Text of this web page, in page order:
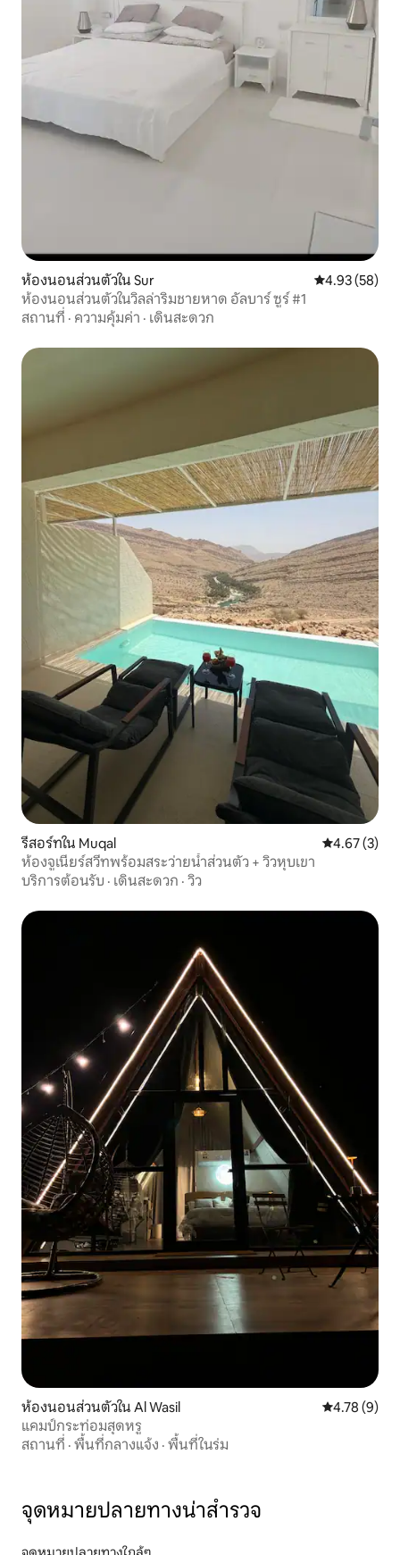
ห้องนอนส่วนตัวใน Sur คะแนนเฉลี่ย
4.93 (58)
ห้องนอนส่วนตัวในวิลล่าริมชายหาด อัลบาร์ ซูร์ #1
สถานที่ · ความคุ้มค่า · เดินสะดวก
รีสอร์ทใน Muqal คะแนนเฉลี่ย
4.67 (3)
ห้องจูเนียร์สวีทพร้อมสระว่ายน้ำส่วนตัว + วิวหุบเขา
บริการต้อนรับ · เดินสะดวก · วิว
ห้องนอนส่วนตัวใน Al Wasil คะแนนเฉลี่ย
4.78 (9)
แคมป์กระท่อมสุดหรู
สถานที่ · พื้นที่กลางแจ้ง · พื้นที่ในร่ม
จุดหมายปลายทางน่าสำรวจ